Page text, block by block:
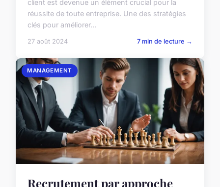
client est devenue un élément crucial pour la
réussite de toute entreprise. Une des stratégies
clés pour améliorer...
27 août 2024 7 min de lecture →
MANAGEMENT
Recrutement par approche